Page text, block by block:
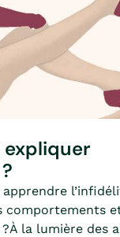
enfants ou les
donne des
sauver leur
comportements
la lumière des